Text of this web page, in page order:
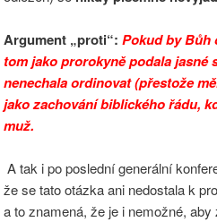
Argument „proti“: Pokud by Bůh
tom jako prorokyně podala jasné
nenechala ordinovat (přestože
jako zachování biblického řádu,
muž.
A tak i po poslední generální
že se tato otázka ani nedostala k
a to znamená, že je i nemožné,